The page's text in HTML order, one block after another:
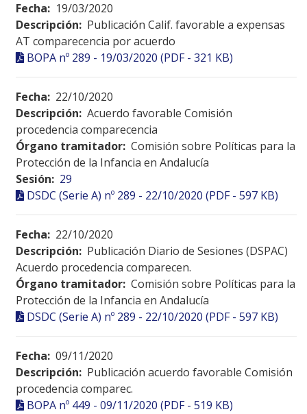
Fecha: 19/03/2020
Descripción: Publicación Calif. favorable a expensas
AT comparecencia por acuerdo
BOPA nº 289 - 19/03/2020 (PDF - 321 KB)
Fecha: 22/10/2020
Descripción: Acuerdo favorable Comisión
procedencia comparecencia
Órgano tramitador: Comisión sobre Políticas para la
Protección de la Infancia en Andalucía
Sesión: 29
DSDC (Serie A) nº 289 - 22/10/2020 (PDF - 597 KB)
Fecha: 22/10/2020
Descripción: Publicación Diario de Sesiones (DSPAC)
Acuerdo procedencia comparecen.
Órgano tramitador: Comisión sobre Políticas para la
Protección de la Infancia en Andalucía
DSDC (Serie A) nº 289 - 22/10/2020 (PDF - 597 KB)
Fecha: 09/11/2020
Descripción: Publicación acuerdo favorable Comisión
procedencia comparec.
BOPA nº 449 - 09/11/2020 (PDF - 519 KB)